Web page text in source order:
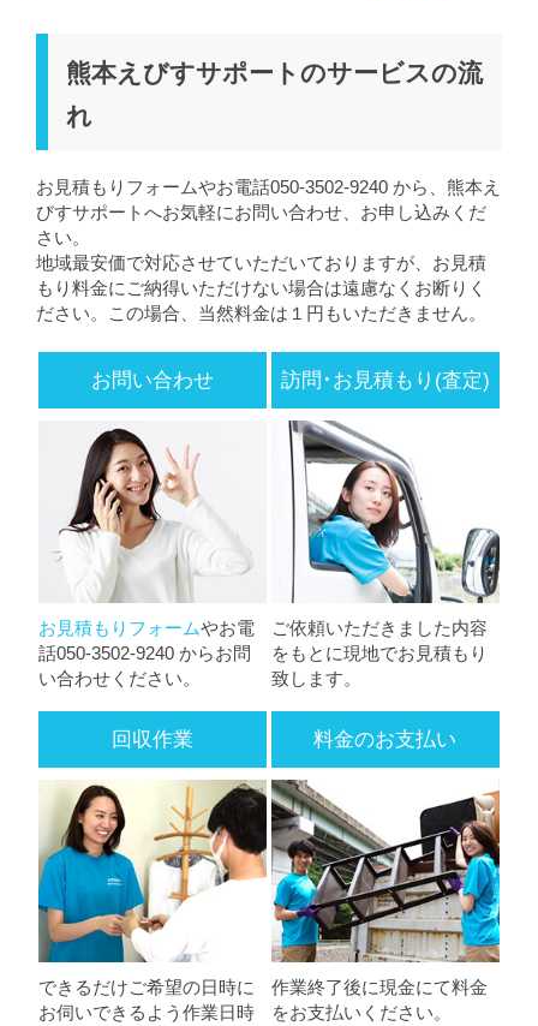
熊本えびすサポートのサービスの流
れ
お見積もりフォームやお電話050-3502-9240 から、熊本え
びすサポートへお気軽にお問い合わせ、お申し込みくだ
さい。
地域最安価で対応させていただいておりますが、お見積
もり料金にご納得いただけない場合は遠慮なくお断りく
ださい。この場合、当然料金は１円もいただきません。
お問い合わせ
お見積もりフォームやお電
話050-3502-9240 からお問
い合わせください。
訪問･お見積もり(査定)
ご依頼いただきました内容
をもとに現地でお見積もり
致します。
回収作業
できるだけご希望の日時に
お伺いできるよう作業日時
料金のお支払い
作業終了後に現金にて料金
をお支払いください。